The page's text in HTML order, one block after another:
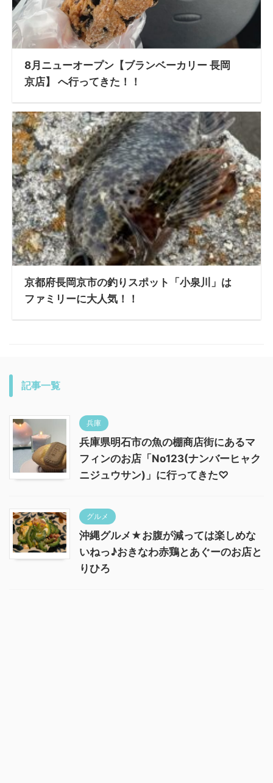
8月ニューオープン【ブランベーカリー 長岡
京店】 へ行ってきた！！
京都府長岡京市の釣りスポット「小泉川」は
ファミリーに大人気！！
記事一覧
兵庫
兵庫県明石市の魚の棚商店街にあるマ
フィンのお店「No123(ナンバーヒャク
ニジュウサン)」に行ってきた♡
グルメ
沖縄グルメ★お腹が減っては楽しめな
いねっ♪おきなわ赤鶏とあぐーのお店と
りひろ